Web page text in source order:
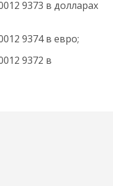
9373 в долларах
9374 в евро;
9372 в